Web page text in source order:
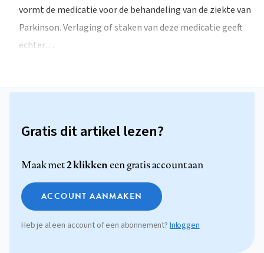
vormt de medicatie voor de behandeling van de ziekte van
Parkinson. Verlaging of staken van deze medicatie geeft
echter…
Gratis dit artikel lezen?
Maak met2 klikkeneen gratis account aan
ACCOUNT AANMAKEN
Heb je al een account of een abonnement? Inloggen